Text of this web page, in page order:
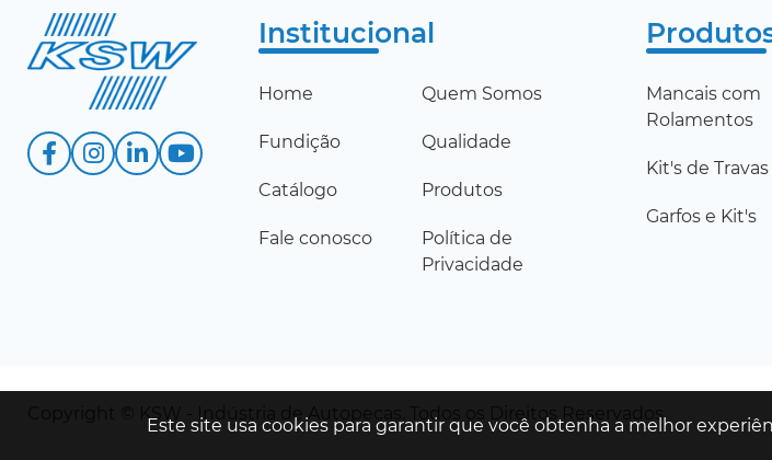
Institucional
Home Quem Somos
Fundição Qualidade
Catálogo Produtos
Fale conosco
Política de
Privacidade
Mancais com
Rolamentos
Kit's de Travas
Garfos e Kit's
Copyright © KSW - Indústria de Autopeças. Todos os Direitos Reservados
Este site usa cookies para garantir que você obtenha a melhor